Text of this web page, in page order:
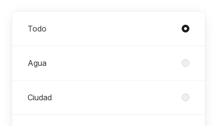
Todo
Agua
Ciudad